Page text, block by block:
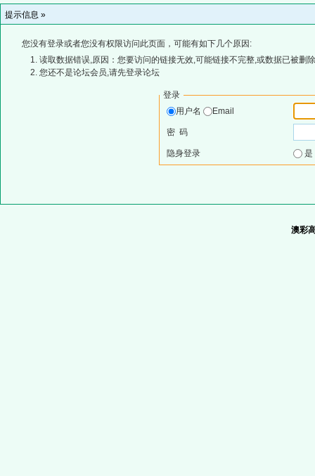
提示信息 »
您没有登录或者您没有权限访问此页面，可能有如下几个原因:
读取数据错误,原因：您要访问的链接无效,可能链接不完整,或数据已被删
您还不是论坛会员,请先登录论坛
登录
用户名
Email
密 码
隐身登录
澳彩